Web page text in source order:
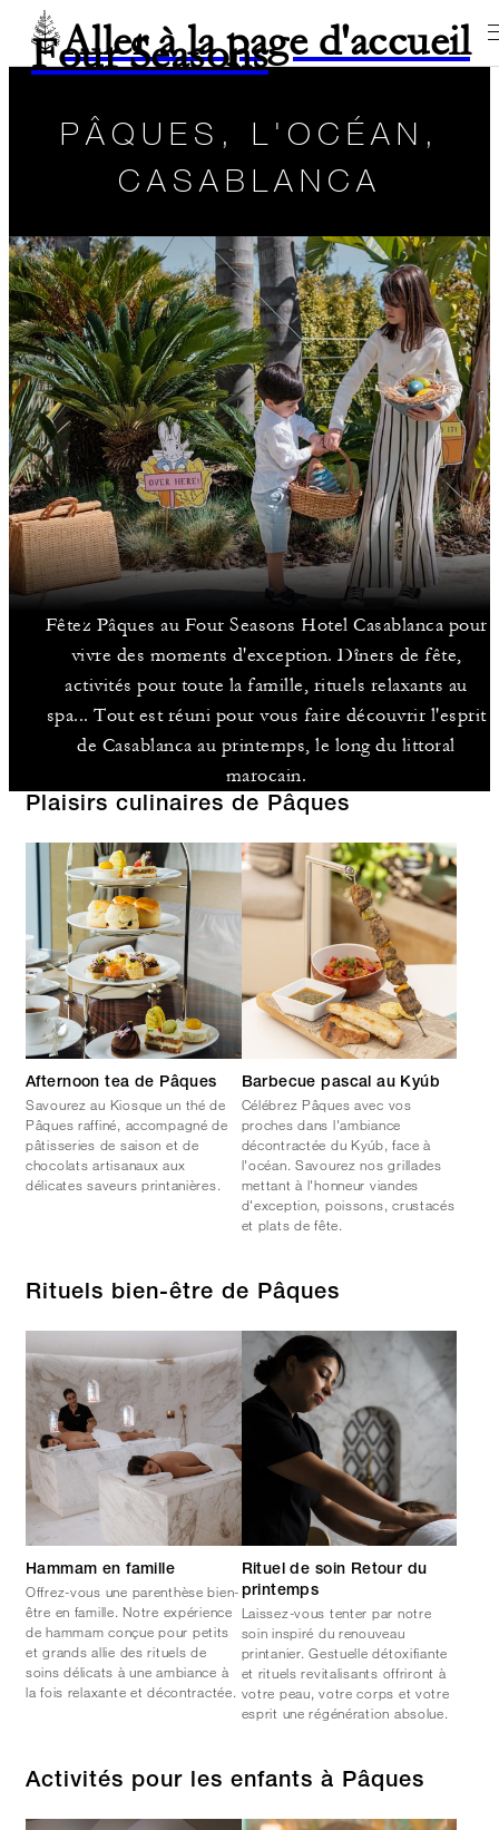
Aller à la page d'accueil
Four Seasons
PÂQUES, L'OCÉAN,
CASABLANCA
Fêtez Pâques au Four Seasons Hotel Casablanca pour
vivre des moments d'exception. Dîners de fête,
activités pour toute la famille, rituels relaxants au
spa... Tout est réuni pour vous faire découvrir l'esprit
de Casablanca au printemps, le long du littoral
marocain.
Plaisirs culinaires de Pâques
Afternoon tea de Pâques
Savourez au Kiosque un thé de
Pâques raffiné, accompagné de
pâtisseries de saison et de
chocolats artisanaux aux
délicates saveurs printanières.
Barbecue pascal au Kyúb
Célébrez Pâques avec vos
proches dans l'ambiance
décontractée du Kyúb, face à
l'océan. Savourez nos grillades
mettant à l'honneur viandes
d'exception, poissons, crustacés
et plats de fête.
Rituels bien-être de Pâques
Hammam en famille
Offrez-vous une parenthèse bien-
être en famille. Notre expérience
de hammam conçue pour petits
et grands allie des rituels de
soins délicats à une ambiance à
la fois relaxante et décontractée.
Rituel de soin Retour du
printemps
Laissez-vous tenter par notre
soin inspiré du renouveau
printanier. Gestuelle détoxifiante
et rituels revitalisants offriront à
votre peau, votre corps et votre
esprit une régénération absolue.
Activités pour les enfants à Pâques